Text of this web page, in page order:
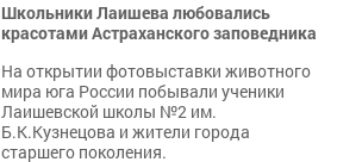
Школьники Лаишева любовались
красотами Астраханского заповедника
На открытии фотовыставки животного
мира юга России побывали ученики
Лаишевской школы №2 им.
Б.К.Кузнецова и жители города
старшего поколения.